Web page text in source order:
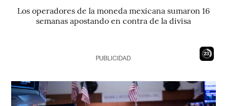
Los operadores de la moneda mexicana sumaron 16
semanas apostando en contra de la divisa
22
PUBLICIDAD